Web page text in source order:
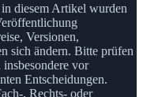
diesem Artikel wurden
Versionen,
sich ändern. Bitte prüfen
vor
Entscheidungen.
, Rechts- oder